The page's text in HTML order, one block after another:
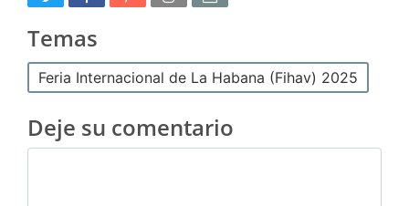
Temas
Feria Internacional de La Habana (Fihav) 2025
Deje su comentario